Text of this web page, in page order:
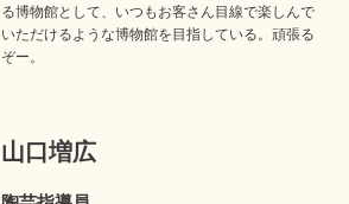
る博物館として、いつもお客さん目線で楽しんで
いただけるような博物館を目指している。頑張る
ぞー。
山口増広